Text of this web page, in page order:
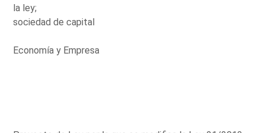
la ley;
sociedad de capital
Economía y Empresa